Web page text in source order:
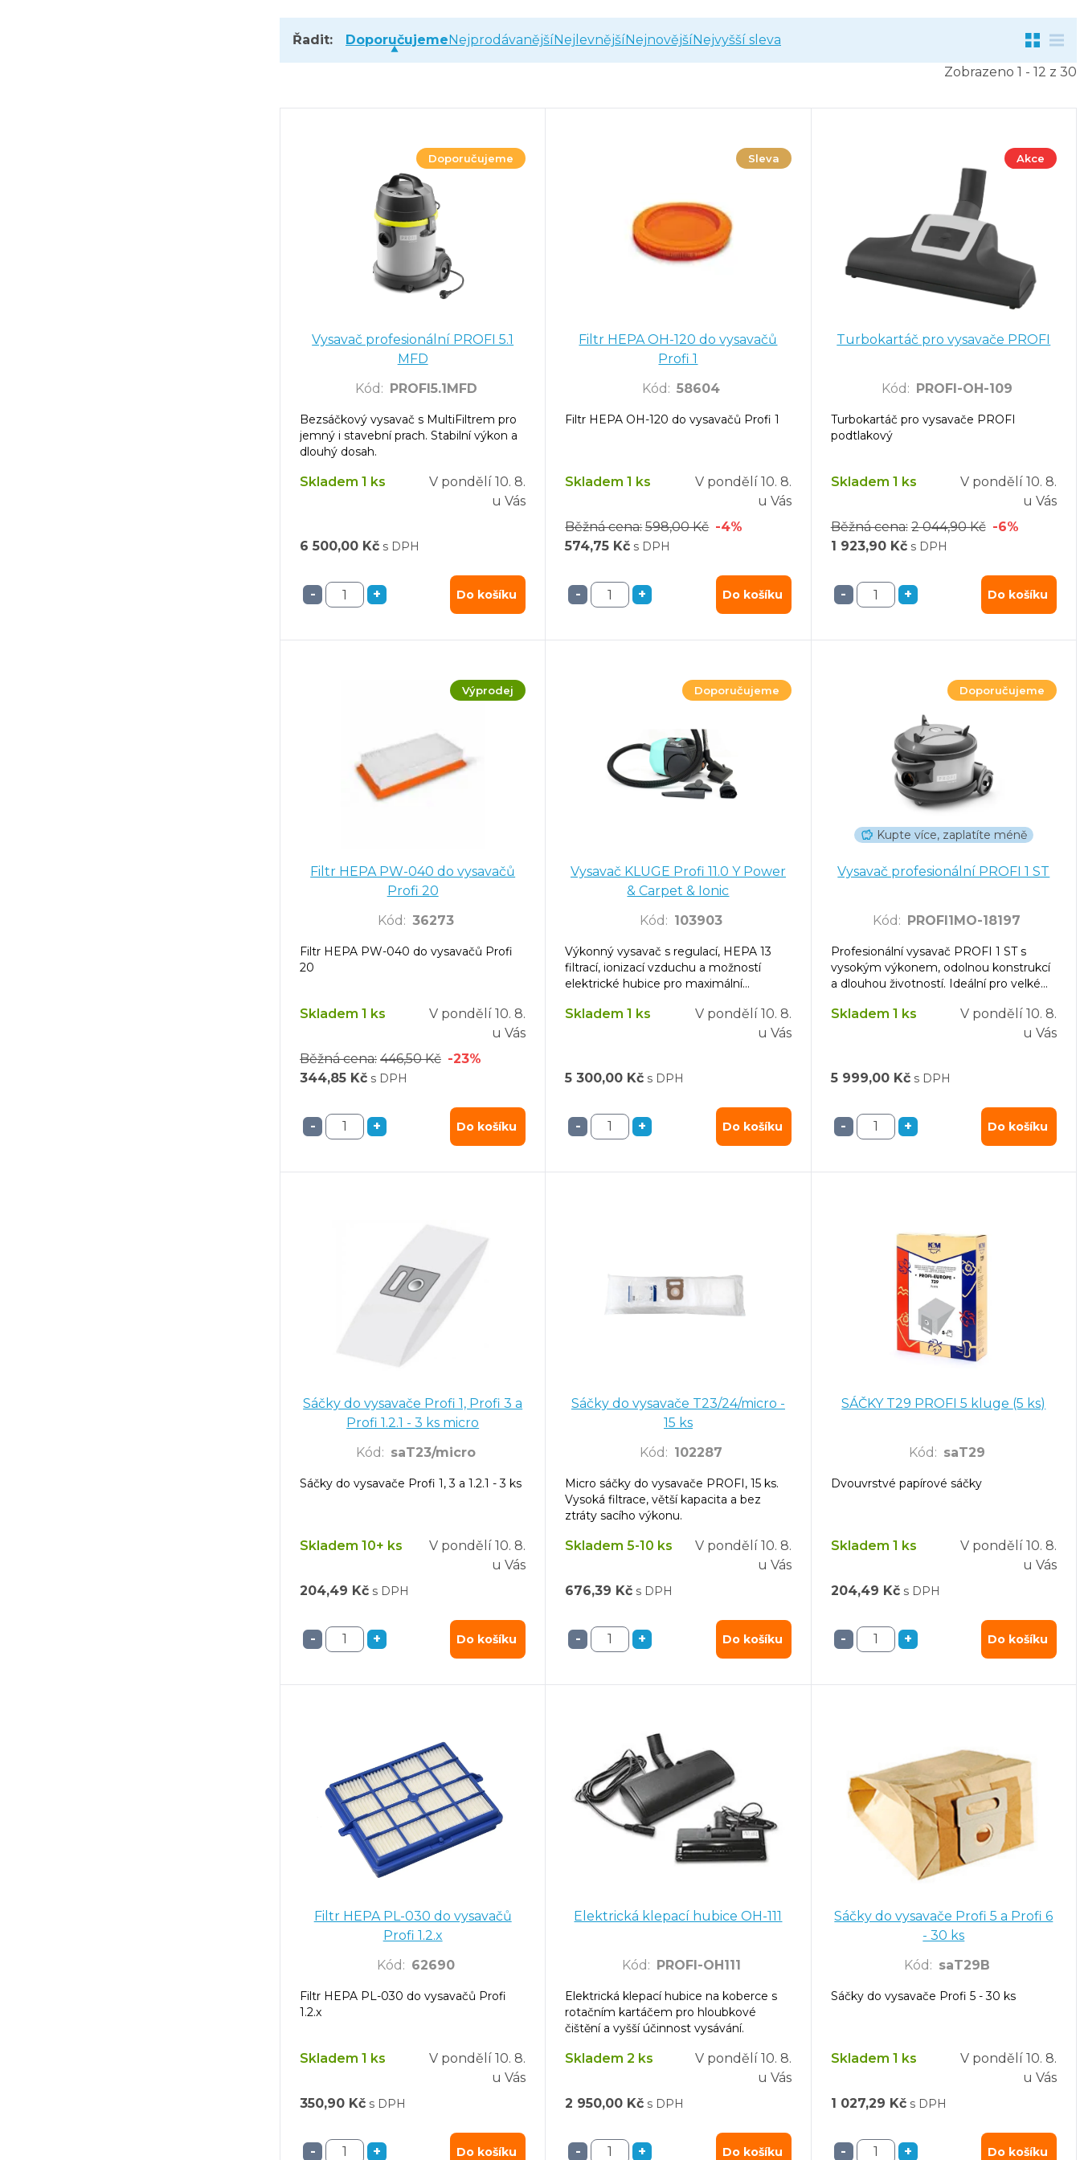
Řadit: Doporučujeme Nejprodávanější Nejlevnější Nejnovější Nejvyšší sleva
Zobrazeno 1 - 12 z 30
Doporučujeme
Vysavač profesionální PROFI 5.1
MFD
Kód : PROFI5.1MFD
Bezsáčkový vysavač s MultiFiltrem pro
jemný i stavební prach. Stabilní výkon a
dlouhý dosah.
Skladem 1 ks V pondělí 10. 8.
u Vás
6 500,00 Kč s DPH
- + Do košíku
Sleva
Filtr HEPA OH-120 do vysavačů
Profi 1
Kód : 58604
Filtr HEPA OH-120 do vysavačů Profi 1
Skladem 1 ks V pondělí 10. 8.
u Vás
Běžná cena: 598,00 Kč -4%
574,75 Kč s DPH
- + Do košíku
Akce
Turbokartáč pro vysavače PROFI
Kód : PROFI-OH-109
Turbokartáč pro vysavače PROFI
podtlakový
Skladem 1 ks V pondělí 10. 8.
u Vás
Běžná cena: 2 044,90 Kč -6%
1 923,90 Kč s DPH
- + Do košíku
Výprodej
Filtr HEPA PW-040 do vysavačů
Profi 20
Kód : 36273
Filtr HEPA PW-040 do vysavačů Profi
20
Skladem 1 ks V pondělí 10. 8.
u Vás
Běžná cena: 446,50 Kč -23%
344,85 Kč s DPH
- + Do košíku
Doporučujeme
Vysavač KLUGE Profi 11.0 Y Power
& Carpet & Ionic
Kód : 103903
Výkonný vysavač s regulací, HEPA 13
filtrací, ionizací vzduchu a možností
elektrické hubice pro maximální
Skladem 1 ks V pondělí 10. 8.
u Vás
5 300,00 Kč s DPH
- + Do košíku
Doporučujeme
Kupte více, zaplatíte méně
Vysavač profesionální PROFI 1 ST
Kód : PROFI1MO-18197
Profesionální vysavač PROFI 1 ST s
vysokým výkonem, odolnou konstrukcí
a dlouhou životností. Ideální pro velké
Skladem 1 ks V pondělí 10. 8.
u Vás
5 999,00 Kč s DPH
- + Do košíku
Sáčky do vysavače Profi 1, Profi 3 a
Profi 1.2.1 - 3 ks micro
Kód : saT23/micro
Sáčky do vysavače Profi 1, 3 a 1.2.1 - 3 ks
Skladem 10+ ks V pondělí 10. 8.
u Vás
204,49 Kč s DPH
- + Do košíku
Sáčky do vysavače T23/24/micro -
15 ks
Kód : 102287
Micro sáčky do vysavače PROFI, 15 ks.
Vysoká filtrace, větší kapacita a bez
ztráty sacího výkonu.
Skladem 5-10 ks V pondělí 10. 8.
u Vás
676,39 Kč s DPH
- + Do košíku
SÁČKY T29 PROFI 5 kluge (5 ks)
Kód : saT29
Dvouvrstvé papírové sáčky
Skladem 1 ks V pondělí 10. 8.
u Vás
204,49 Kč s DPH
- + Do košíku
Filtr HEPA PL-030 do vysavačů
Profi 1.2.x
Kód : 62690
Filtr HEPA PL-030 do vysavačů Profi
1.2.x
Skladem 1 ks V pondělí 10. 8.
u Vás
350,90 Kč s DPH
- + Do košíku
Elektrická klepací hubice OH-111
Kód : PROFI-OH111
Elektrická klepací hubice na koberce s
rotačním kartáčem pro hloubkové
čištění a vyšší účinnost vysávání.
Skladem 2 ks V pondělí 10. 8.
u Vás
2 950,00 Kč s DPH
- + Do košíku
Sáčky do vysavače Profi 5 a Profi 6
- 30 ks
Kód : saT29B
Sáčky do vysavače Profi 5 - 30 ks
Skladem 1 ks V pondělí 10. 8.
u Vás
1 027,29 Kč s DPH
- + Do košíku